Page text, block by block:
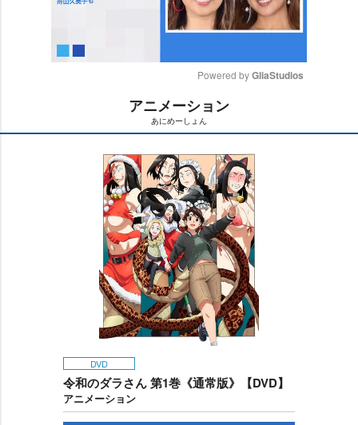
t
e
Powered by GliaStudios
アニメーション
あにめーしょん
DVD
令和のダラさん 第1巻《通常版》【DVD】
アニメーション